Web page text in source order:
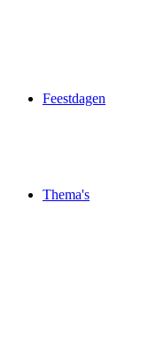
Feestdagen
Thema's